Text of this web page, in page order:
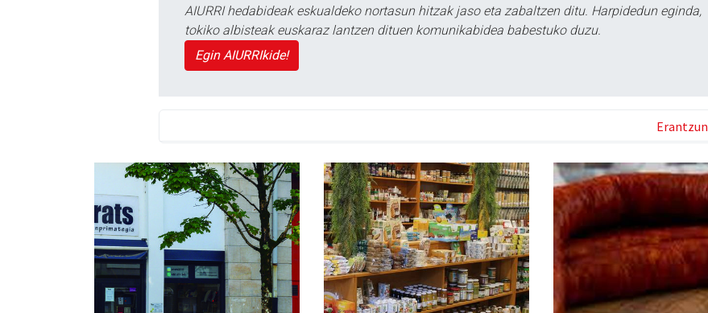
AIURRI hedabideak eskualdeko nortasun hitzak jaso eta zabaltzen ditu. Harpidedun eginda,
tokiko albisteak euskaraz lantzen dituen komunikabidea babestuko duzu.
Egin AIURRIkide!
Erantzun